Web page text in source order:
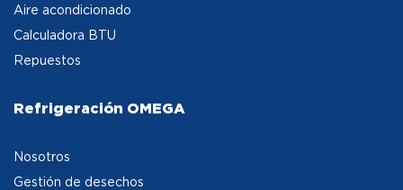
Aire acondicionado
Calculadora BTU
Repuestos
Refrigeración OMEGA
Nosotros
Gestión de desechos